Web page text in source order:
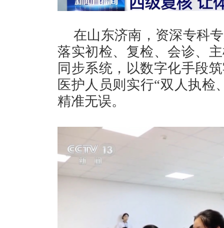
在山东济南，资深专科
落实初检、复检、会诊、
同步系统，以数字化手段
医护人员则实行“双人执检
精准无误。